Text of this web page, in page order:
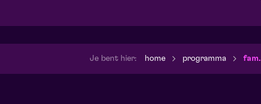
Je bent hier: home programma fam.